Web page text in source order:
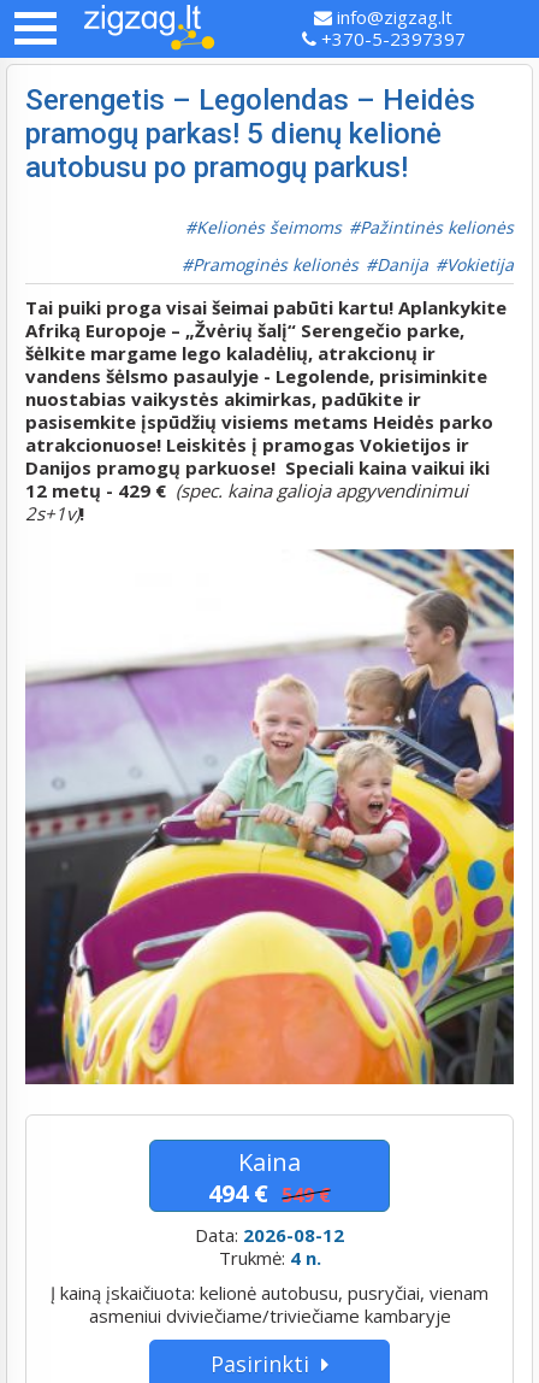
info@zigzag.lt
+370-5-2397397
Serengetis – Legolendas – Heidės
pramogų parkas! 5 dienų kelionė
autobusu po pramogų parkus!
Kelionės šeimoms
Pažintinės kelionės
Pramoginės kelionės
Danija Vokietija
Tai puiki proga visai šeimai pabūti kartu! Aplankykite
Afriką Europoje – „Žvėrių šalį“ Serengečio parke,
šėlkite margame lego kaladėlių, atrakcionų ir
vandens šėlsmo pasaulyje - Legolende, prisiminkite
nuostabias vaikystės akimirkas, padūkite ir
pasisemkite įspūdžių visiems metams Heidės parko
atrakcionuose! Leiskitės į pramogas Vokietijos ir
Danijos pramogų parkuose! Speciali kaina vaikui iki
12 metų - 429 € (spec. kaina galioja apgyvendinimui
2s+1v)!
Kaina
494 € 549 €
Data: 2026-08-12
Trukmė: 4 n.
Į kainą įskaičiuota: kelionė autobusu, pusryčiai, vienam
asmeniui dviviečiame/triviečiame kambaryje
Pasirinkti